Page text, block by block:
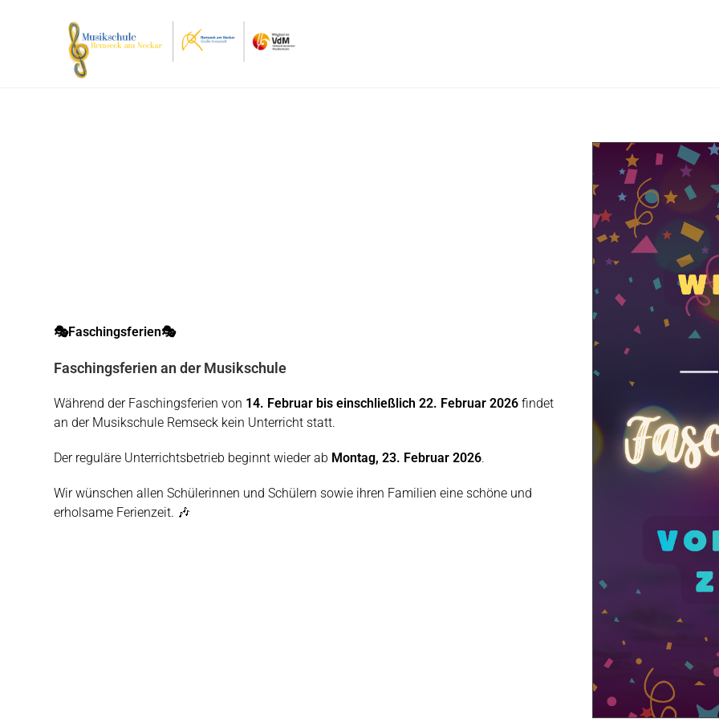
🎭Faschingsferien🎭
Faschingsferien an der Musikschule
Während der Faschingsferien von 14. Februar bis einschließlich 22. Februar 2026 findet
an der Musikschule Remseck kein Unterricht statt.
Der reguläre Unterrichtsbetrieb beginnt wieder ab Montag, 23. Februar 2026.
Wir wünschen allen Schülerinnen und Schülern sowie ihren Familien eine schöne und
erholsame Ferienzeit. 🎶